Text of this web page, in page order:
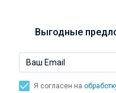
Выгодные
Я согласен на